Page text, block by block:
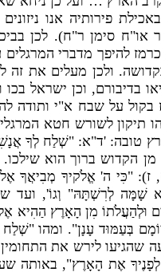
פירותיה אנו
או"ח סימן ר"ח). לכן
כרמז להיפך מדברי
. ולכן מעלים את זה
בדיבורם, וכן ישראל בכו
בקול על שבח א"י ותודה
תיקון לשורש חטא
טובה: 'ד"א: "שְׁלַח לְךָ
הקדוש ברוך הוא שילכו.
, ז): "כִּי ה' אֱלֹקיךָ מְבִיאֲךָ
שָׁמָּה לְרִשְׁתָּהּ" וְגוֹ', ועד
וּלְהַעֲלֹתוֹ מִן הָאָרֶץ הַהִיא
בְּעַמּוּד עָנָן". ומהו"שְׁלַח
שהגיעו לירש את
אֶת הָאָרֶץ", באותה